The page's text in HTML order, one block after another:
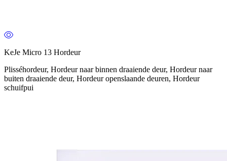
KeJe Micro 13 Hordeur
Plisséhordeur, Hordeur naar binnen draaiende deur, Hordeur naar
buiten draaiende deur, Hordeur openslaande deuren, Hordeur
schuifpui